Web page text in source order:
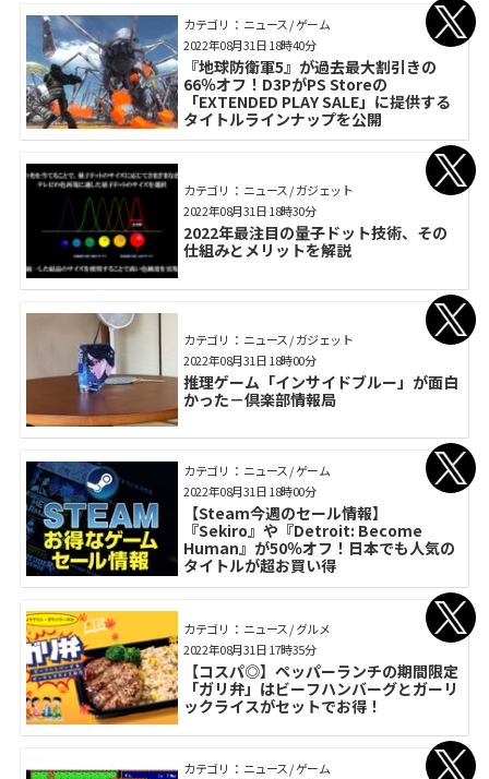
カテゴリ： ニュース / ゲーム
『地球防衛軍5』が過去最大割引きの
66％オフ！D3PがPS Storeの
「EXTENDED PLAY SALE」に提供する
タイトルラインナップを公開
2022年08月31日 18時40分
カテゴリ： ニュース / ガジェット
2022年最注目の量子ドット技術、その
仕組みとメリットを解説
2022年08月31日 18時30分
カテゴリ： ニュース / ガジェット
推理ゲーム「インサイドブルー」が面白
かった－倶楽部情報局
2022年08月31日 18時00分
カテゴリ： ニュース / ゲーム
【Steam今週のセール情報】
『Sekiro』や『Detroit: Become
Human』が50％オフ！日本でも人気の
タイトルが超お買い得
2022年08月31日 18時00分
カテゴリ： ニュース / グルメ
【コスパ◎】ペッパーランチの期間限定
「ガリ弁」はビーフハンバーグとガーリ
ックライスがセットでお得！
2022年08月31日 17時35分
カテゴリ： ニュース / ゲーム